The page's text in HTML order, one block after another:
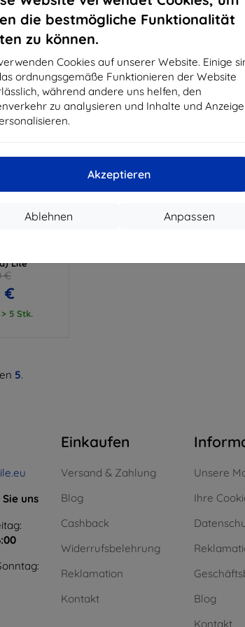
die bestmögliche Funktionalität
zu können.
Cookies auf unserer Website. Einige
ordnungsgemäße Funktionieren der Website
während andere uns helfen, den
zu analysieren und Inhalte und
Akzeptieren
Anpassen
Ablehnen
5 Stk. Auf Lager > 5 Stk.
EXTRA10
Nothing
Lite
€
€
5 Stk.
5.
uns
Einkaufen
Versand & Zahlung
Blog
Cashback
Widerrufsbelehrung
Reklamation
Kontakt
Unsere
Ihre
Blog
Kontakt